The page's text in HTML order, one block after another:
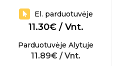
El. parduotuvėje
11.30€ / Vnt.
Parduotuvėje Alytuje
11.89€ / Vnt.